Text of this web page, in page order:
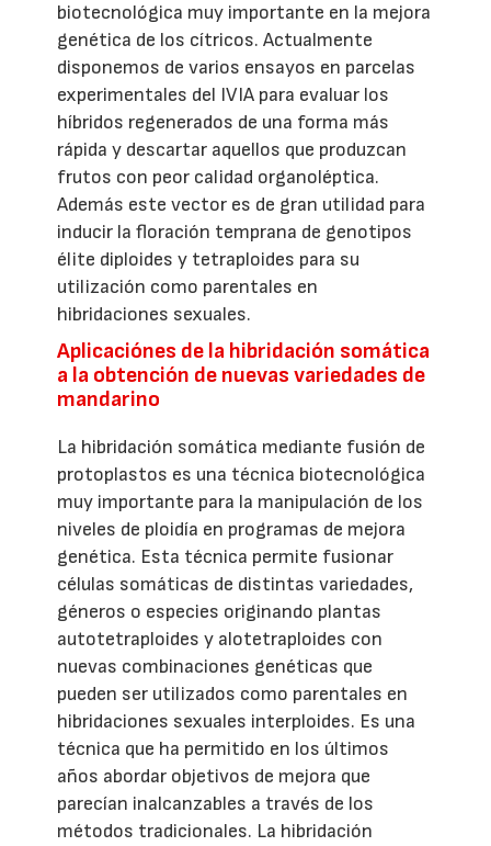
biotecnológica muy importante en la mejora
genética de los cítricos. Actualmente
disponemos de varios ensayos en parcelas
experimentales del IVIA para evaluar los
híbridos regenerados de una forma más
rápida y descartar aquellos que produzcan
frutos con peor calidad organoléptica.
Además este vector es de gran utilidad para
inducir la floración temprana de genotipos
élite diploides y tetraploides para su
utilización como parentales en
hibridaciones sexuales.
Aplicaciónes de la hibridación somática
a la obtención de nuevas variedades de
mandarino
La hibridación somática mediante fusión de
protoplastos es una técnica biotecnológica
muy importante para la manipulación de los
niveles de ploidía en programas de mejora
genética. Esta técnica permite fusionar
células somáticas de distintas variedades,
géneros o especies originando plantas
autotetraploides y alotetraploides con
nuevas combinaciones genéticas que
pueden ser utilizados como parentales en
hibridaciones sexuales interploides. Es una
técnica que ha permitido en los últimos
años abordar objetivos de mejora que
parecían inalcanzables a través de los
métodos tradicionales. La hibridación